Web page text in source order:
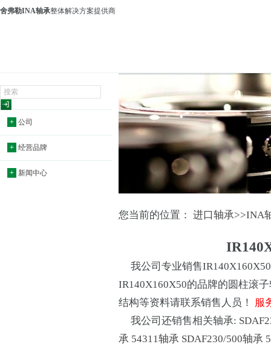
舍弗勒INA轴承整体解决方案提供商
+ 公司
+ 经营品牌
+ 新闻中心
您当前的位置： 进口轴承>>INA
我公司专业销售
IR140X160X50的品牌的圆柱滚
结构等资料请联系销售人员！ 服
我公司还销售相关轴承:
承 54311轴承 SDAF230/500轴承